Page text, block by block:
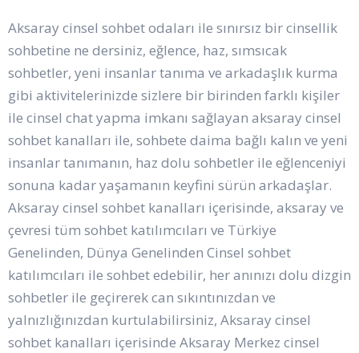
Aksaray cinsel sohbet odaları ile sınırsız bir cinsellik
sohbetine ne dersiniz, eğlence, haz, sımsıcak
sohbetler, yeni insanlar tanıma ve arkadaşlık kurma
gibi aktivitelerinizde sizlere bir birinden farklı kişiler
ile cinsel chat yapma imkanı sağlayan aksaray cinsel
sohbet kanalları ile, sohbete daima bağlı kalın ve yeni
insanlar tanımanın, haz dolu sohbetler ile eğlenceniyi
sonuna kadar yaşamanın keyfini sürün arkadaşlar.
Aksaray cinsel sohbet kanalları içerisinde, aksaray ve
çevresi tüm sohbet katılımcıları ve Türkiye
Genelinden, Dünya Genelinden Cinsel sohbet
katılımcıları ile sohbet edebilir, her anınızı dolu dizgin
sohbetler ile geçirerek can sıkıntınızdan ve
yalnızlığınızdan kurtulabilirsiniz, Aksaray cinsel
sohbet kanalları içerisinde Aksaray Merkez cinsel